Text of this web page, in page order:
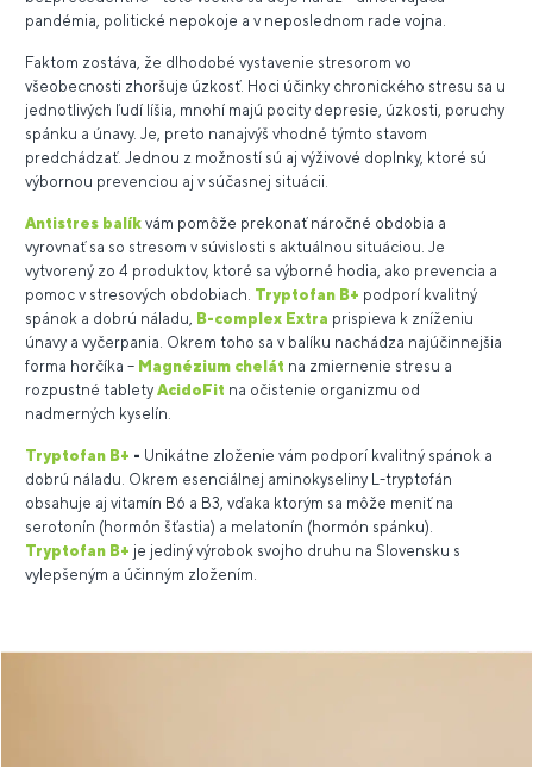
pandémia, politické nepokoje a v neposlednom rade vojna.
Faktom zostáva, že dlhodobé vystavenie stresorom vo
všeobecnosti zhoršuje úzkosť. Hoci účinky chronického stresu sa u
jednotlivých ľudí líšia, mnohí majú pocity depresie, úzkosti, poruchy
spánku a únavy. Je, preto nanajvýš vhodné týmto stavom
predchádzať. Jednou z možností sú aj výživové doplnky, ktoré sú
výbornou prevenciou aj v súčasnej situácii.
Antistres balík vám pomôže prekonať náročné obdobia a
vyrovnať sa so stresom v súvislosti s aktuálnou situáciou. Je
vytvorený zo 4 produktov, ktoré sa výborné hodia, ako prevencia a
pomoc v stresových obdobiach. Tryptofan B+ podporí kvalitný
spánok a dobrú náladu, B-complex Extra prispieva k zníženiu
únavy a vyčerpania. Okrem toho sa v balíku nachádza najúčinnejšia
forma horčíka – Magnézium chelát na zmiernenie stresu a
rozpustné tablety AcidoFit na očistenie organizmu od
nadmerných kyselín.
Tryptofan B+ - Unikátne zloženie vám podporí kvalitný spánok a
dobrú náladu. Okrem esenciálnej aminokyseliny L-tryptofán
obsahuje aj vitamín B6 a B3, vďaka ktorým sa môže meniť na
serotonín (hormón šťastia) a melatonín (hormón spánku).
Tryptofan B+ je jediný výrobok svojho druhu na Slovensku s
vylepšeným a účinným zložením.